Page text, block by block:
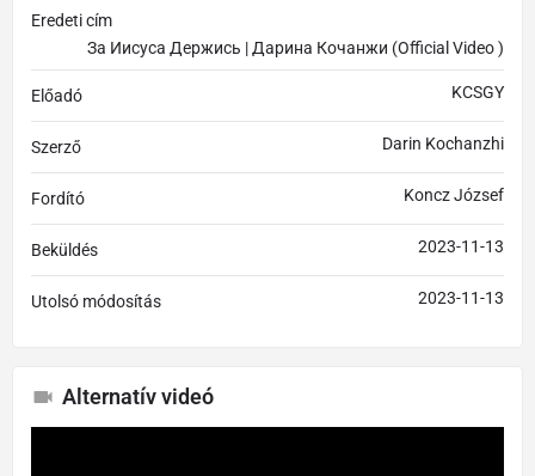
Eredeti cím
За Иисуса Держись | Дарина Кочанжи (Official Video )
Előadó KCSGY
Szerző Darin Kochanzhi
Fordító Koncz József
Beküldés 2023-11-13
Utolsó módosítás 2023-11-13
Alternatív videó